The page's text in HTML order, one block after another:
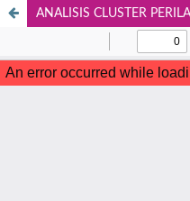
ANALISIS CLUSTER